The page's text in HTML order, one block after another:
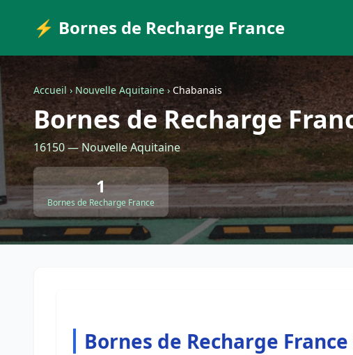
⚡ Bornes de Recharge France
Accueil › Nouvelle Aquitaine › Chabanais
Bornes de Recharge
16150 — Nouvelle Aquitaine
1
Bornes de Recharge France
Bornes de Recharge